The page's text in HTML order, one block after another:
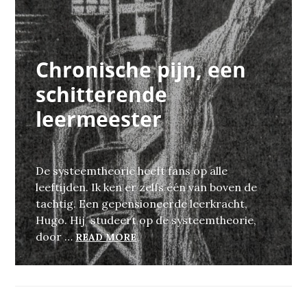
Chronische pijn, een
schitterende
leermeester
De systeemtheorie heeft fans op alle
leeftijden. Ik ken er zelfs één van boven de
tachtig. Een gepensioneerde leerkracht,
Hugo. Hij studeert op de systeemtheorie,
door …READ MORECHRONISCHE PIJN, EEN